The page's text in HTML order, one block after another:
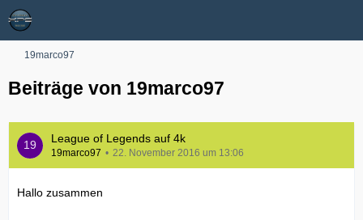
19marco97
Beiträge von 19marco97
League of Legends auf 4k
19marco97 22. November 2016 um 13:06
Hallo zusammen